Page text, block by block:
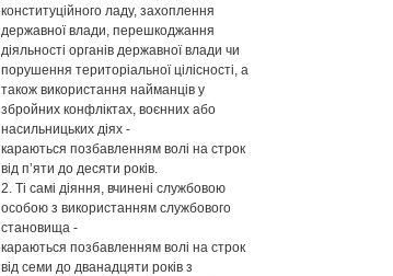
конституційного ладу, захоплення
державної влади, перешкоджання
діяльності органів державної влади чи
порушення територіальної цілісності, а
також використання найманців у
збройних конфліктах, воєнних або
насильницьких діях -
караються позбавленням волі на строк
від п’яти до десяти років.
2. Ті самі діяння, вчинені службовою
особою з використанням службового
становища -
караються позбавленням волі на строк
від семи до дванадцяти років з